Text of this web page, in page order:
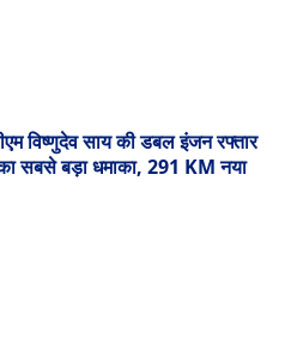
विष्णुदेव साय की डबल इंजन रफ्तार
सबसे बड़ा धमाका, 291 KM नया